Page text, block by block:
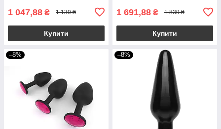
1 047,88 ₴ 1 139 ₴
Купити
1 691,88 ₴ 1 839 ₴
Купити
–8% –8%